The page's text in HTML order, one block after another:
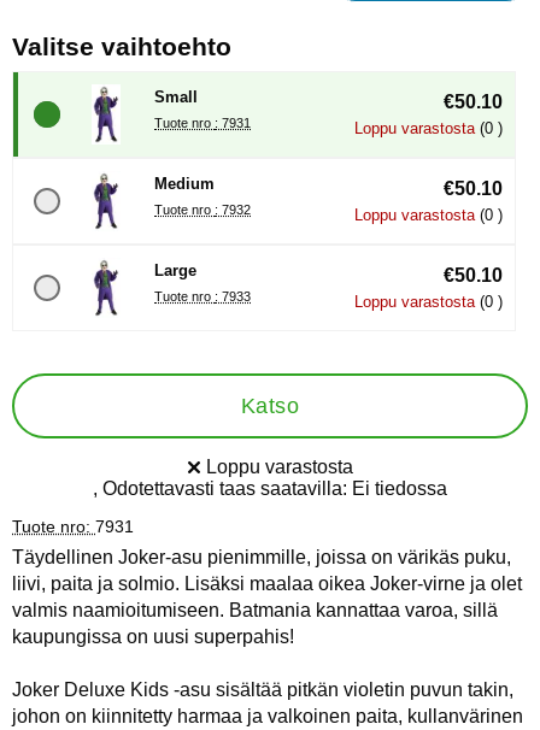
Valitse vaihtoehto
Small
Tuote nro : 7931
€50.10
Loppu varastosta (0 )
Medium
Tuote nro : 7932
€50.10
Loppu varastosta (0 )
Large
Tuote nro : 7933
€50.10
Loppu varastosta (0 )
Katso
Saatavuus:
Loppu varastosta
, Odotettavasti taas saatavilla: Ei tiedossa
Tuote nro: 7931
Täydellinen Joker-asu pienimmille, joissa on värikäs puku,
liivi, paita ja solmio. Lisäksi maalaa oikea Joker-virne ja olet
valmis naamioitumiseen. Batmania kannattaa varoa, sillä
kaupungissa on uusi superpahis!
Joker Deluxe Kids -asu sisältää pitkän violetin puvun takin,
johon on kiinnitetty harmaa ja valkoinen paita, kullanvärinen